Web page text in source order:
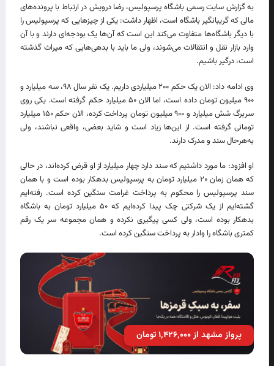
به گزارش سایت رسمی باشگاه پرسپولیس، رضا درویش در ارتباط با پرونده‌های
مالی که گریبانگیر باشگاه است، اظهار داشت: یکی از چیزهایی که پرسپولیس را
با دیگر باشگاه‌ها متفاوت می‌کند این است که آن‌ها یک بودجه‌ای دارند و با آن
وارد بازار نقل و انتقالات می‌شوند، ولی ما باید با بدهی‌هایی که میراث گذشته
است، درگیر باشیم.
وی ادامه داد: الان یک حکم ۲۰۰ میلیاردی داریم. یک نفر سال ۹۸، سه میلیارد و
۹۰۰ میلیون تومان داده است، اما الان ۵۰ میلیارد حکم گرفته است. یکی روی
سربرگ شش میلیارد و ۹۰۰ میلیون تومان پرداخت کرده، الان حکم ۱۵۰ میلیارد
تومانی گرفته است. از این‌ها زیاد است و شاید بعضی، واقعی نباشند، ولی
به‌هرحال سند و مدرک دارند.
او افزود: ما مورد داشتیم که سند دارد چهار میلیارد از او قرض کرده‌اند، در حالی
که همان زمان ۲۰ میلیارد تومان به پرسپولیس بدهکار بوده است و با همان
سند پرسپولیس را محکوم به پرداخت غرامت سنگین کرده است. رفته‌ایم
گشته‌ایم از یک شرکتی چک پیدا کرده‌ایم که ۵۰ میلیارد تومان به باشگاه
بدهکار بوده است، ولی کسی پیگیری نکرده و همان مجموعه سر یک رقم
کمتری باشگاه را وادار به پرداخت سنگین کرده است.
پرواز مشهد از ۱٬۴۲۶٬۰۰۰ تومان